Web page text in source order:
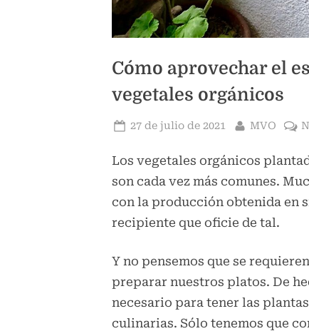
Cómo aprovechar el
vegetales orgánicos
Publicado
27 de julio de 2021 Por
MVO
Los vegetales orgánicos
son cada vez más comunes.
con la producción obtenida en
recipiente que oficie de tal.
Y no pensemos que se
preparar nuestros platos. De
necesario para tener las
culinarias. Sólo tenemos que